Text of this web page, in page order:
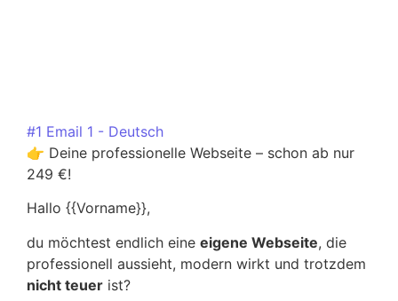
#1 Email 1 - Deutsch
👉 Deine professionelle Webseite – schon ab nur
249 €!
Hallo {{Vorname}},
du möchtest endlich eine eigene Webseite, die
professionell aussieht, modern wirkt und trotzdem
nicht teuer ist?